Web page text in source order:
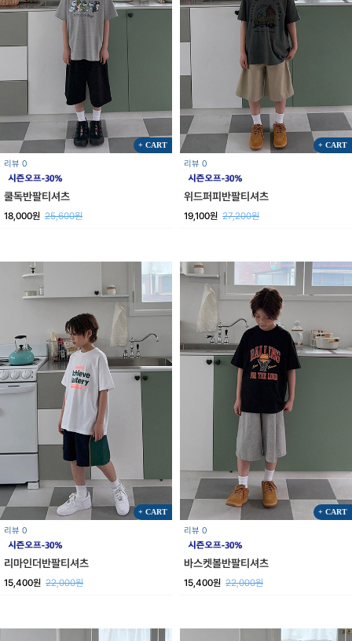
+ CART
리뷰 0
쿨독반팔티셔츠
18,000원 25,600원
+ CART
리뷰 0
위드퍼피반팔티셔츠
19,100원 27,200원
+ CART
리뷰 0
리마인더반팔티셔츠
15,400원 22,000원
+ CART
리뷰 0
바스켓볼반팔티셔츠
15,400원 22,000원